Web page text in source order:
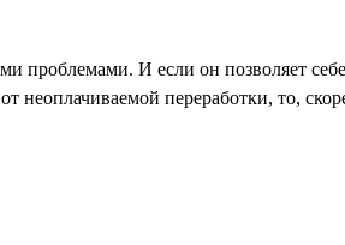
проблемами. И если он позволяет
неоплачиваемой переработки, то,